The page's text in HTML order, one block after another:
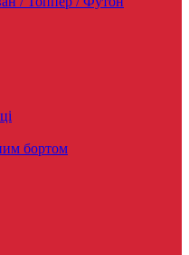
бортом